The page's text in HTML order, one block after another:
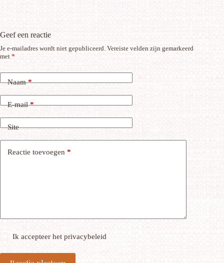
Geef een reactie
Je e-mailadres wordt niet gepubliceerd. Vereiste velden zijn gemarkeerd
met *
Naam*
E-mail*
Site
Reactie toevoegen *
Ik accepteer hetprivacybeleid